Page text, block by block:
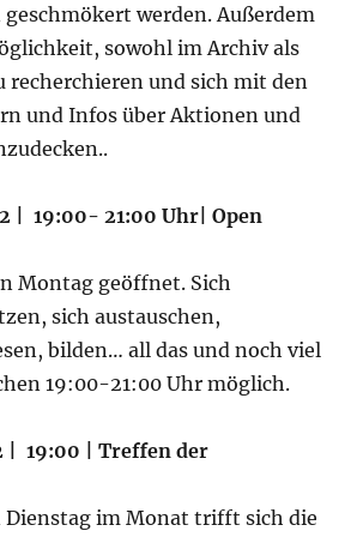
werden. Außerdem
sowohl im Archiv als
recherchieren und sich mit den
und Infos über Aktionen und
| 19:00- 21:00 Uhr| Open
Montag geöffnet. Sich
sich austauschen,
bilden… all das und noch viel
19:00-21:00 Uhr möglich.
| 19:00 | Treffen der
Dienstag im Monat trifft sich die